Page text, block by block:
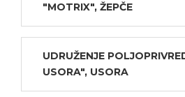
"MOTRIX", ŽEPČE
UDRUŽENJE
USORA", USORA